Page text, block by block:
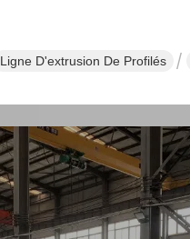
Ligne D'extrusion De Profilés